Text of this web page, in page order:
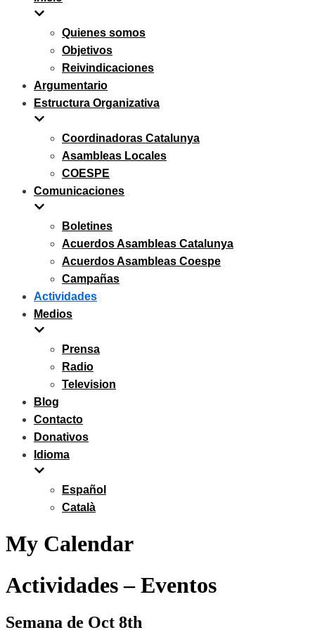
Quienes somos
Objetivos
Reivindicaciones
Argumentario
Estructura Organizativa
Coordinadoras Catalunya
Asambleas Locales
COESPE
Comunicaciones
Boletines
Acuerdos Asambleas Catalunya
Acuerdos Asambleas Coespe
Campañas
Actividades
Medios
Prensa
Radio
Television
Blog
Contacto
Donativos
Idioma
Español
Català
My Calendar
Actividades – Eventos
Semana de Oct 8th